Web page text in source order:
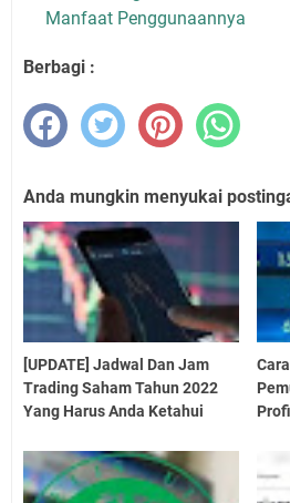
Manfaat Penggunaannya
Berbagi :
Anda mungkin menyukai
[UPDATE] Jadwal Dan Jam
Trading Saham Tahun 2022
Yang Harus Anda Ketahui